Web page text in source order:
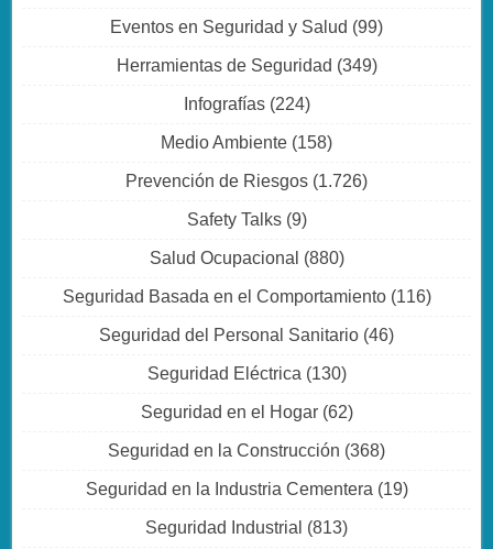
Eventos en Seguridad y Salud (99)
Herramientas de Seguridad (349)
Infografías(224)
Medio Ambiente (158)
Prevención de Riesgos (1.726)
Safety Talks(9)
Salud Ocupacional (880)
Seguridad Basada en el Comportamiento(116)
Seguridad del Personal Sanitario (46)
Seguridad Eléctrica (130)
Seguridad en el Hogar(62)
Seguridad en la Construcción (368)
Seguridad en la Industria Cementera (19)
Seguridad Industrial (813)